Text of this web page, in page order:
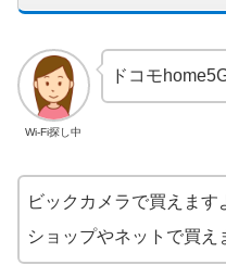
Wi-Fi探し中
ドコモ
ビックカメラで買えます
ショップやネットで買え